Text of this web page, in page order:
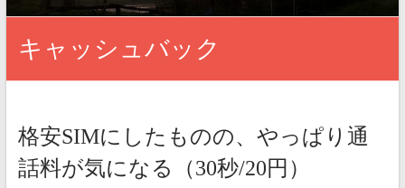
キャッシュバック
格安SIMにしたものの、やっぱり通
話料が気になる（30秒/20円）